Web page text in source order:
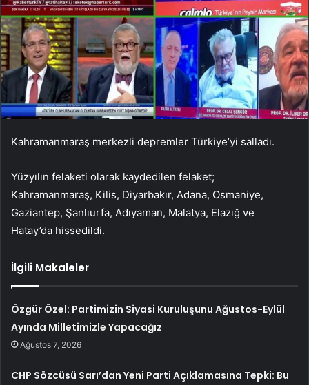
Kahramanmaraş merkezli depremler Türkiye’yi salladı.
Yüzyılın felaketi olarak kaydedilen felaket;
Kahramanmaraş, Kilis, Diyarbakır, Adana, Osmaniye,
Gaziantep, Şanlıurfa, Adıyaman, Malatya, Elazığ ve
Hatay’da hissedildi.
İlgili Makaleler
Özgür Özel: Partimizin Siyasi Kuruluşunu Ağustos-Eylül
Ayında Milletimizle Yapacağız
Ağustos 7, 2026
CHP Sözcüsü Sarı’dan Yeni Parti Açıklamasına Tepki: Bu